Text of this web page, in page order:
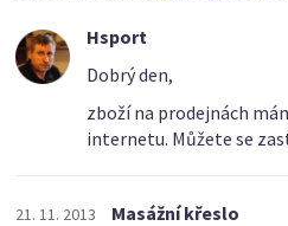
Hsport
Dobrý den,
zboží na prodejnách
internetu. Můžete se
21. 11. 2013
Masážní křeslo